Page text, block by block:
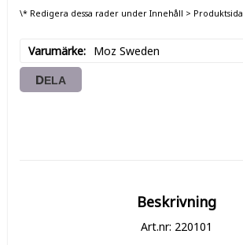
\* Redigera dessa rader under Innehåll > Produktsida
Varumärke Moz Sweden
DELA
Beskrivning
Art.nr: 220101